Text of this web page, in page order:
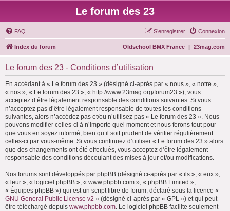
Le forum des 23
FAQ Connexion
S’enregistrer
Index du forum 23mag.com
|
Oldschool BMX France
Le forum des 23 - Conditions d’utilisation
En accédant à « Le forum des 23 » (désigné ci-après par « nous », « notre »,
« nos », « Le forum des 23 », « http://www.23mag.org/forum23 »), vous
acceptez d’être légalement responsable des conditions suivantes. Si vous
n’acceptez pas d’être légalement responsable de toutes les conditions
suivantes, alors n’accédez pas et/ou n’utilisez pas « Le forum des 23 ». Nous
pouvons modifier celles-ci à n’importe quel moment et nous ferons tout pour
que vous en soyez informé, bien qu’il soit prudent de vérifier régulièrement
celles-ci par vous-même. Si vous continuez d’utiliser « Le forum des 23 » alors
que des changements ont été effectués, vous acceptez d’être légalement
responsable des conditions découlant des mises à jour et/ou modifications.
Nos forums sont développés par phpBB (désigné ci-après par « ils », « eux »,
« leur », « logiciel phpBB », « www.phpbb.com », « phpBB Limited »,
« Équipes phpBB ») qui est un script libre de forum, déclaré sous la licence «
GNU General Public License v2 » (désigné ci-après par « GPL ») et qui peut
être téléchargé depuis www.phpbb.com. Le logiciel phpBB facilite seulement